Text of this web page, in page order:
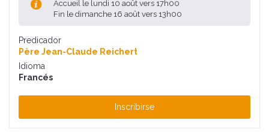
Accueil le lundi 10 août vers 17h00
Fin le dimanche 16 août vers 13h00
Predicador
Père Jean-Claude Reichert
Idioma
Francés
Inscribirse